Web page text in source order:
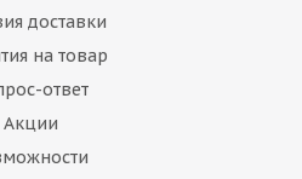
доставки
на товар
ответ
Акции